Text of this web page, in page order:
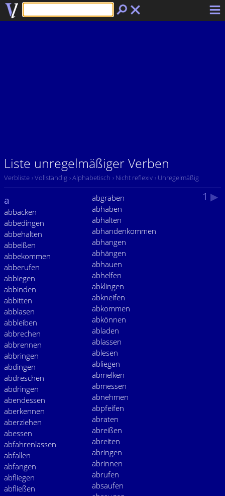
Liste unregelmäßiger Verben
Verbliste › Vollständig › Alphabetisch › Nicht reflexiv › Unregelmäßig
1 ▶
a
abbacken
abbedingen
abbehalten
abbeißen
abbekommen
abberufen
abbiegen
abbinden
abbitten
abblasen
abbleiben
abbrechen
abbrennen
abbringen
abdingen
abdreschen
abdringen
abendessen
aberkennen
aberziehen
abessen
abfahrenlassen
abfallen
abfangen
abfliegen
abfließen
abgraben
abhaben
abhalten
abhandenkommen
abhangen
abhängen
abhauen
abhelfen
abklingen
abkneifen
abkommen
abkönnen
abladen
ablassen
ablesen
abliegen
abmelken
abmessen
abnehmen
abpfeifen
abraten
abreißen
abreiten
abringen
abrinnen
abrufen
absaufen